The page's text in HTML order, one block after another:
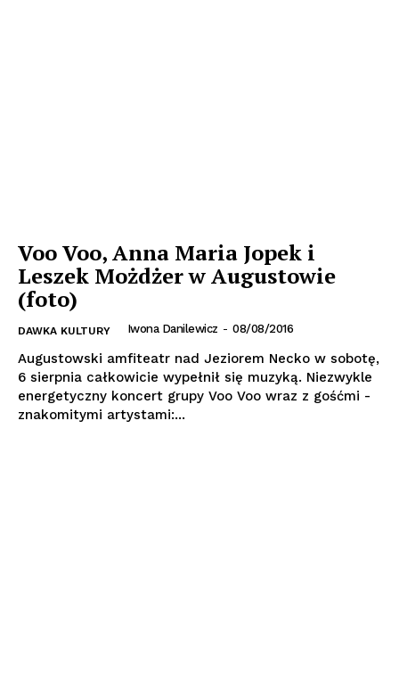
Voo Voo, Anna Maria Jopek i
Leszek Możdżer w Augustowie
(foto)
DAWKA KULTURY Iwona Danilewicz - 08/08/2016
Augustowski amfiteatr nad Jeziorem Necko w sobotę,
6 sierpnia całkowicie wypełnił się muzyką. Niezwykle
energetyczny koncert grupy Voo Voo wraz z gośćmi -
znakomitymi artystami:...